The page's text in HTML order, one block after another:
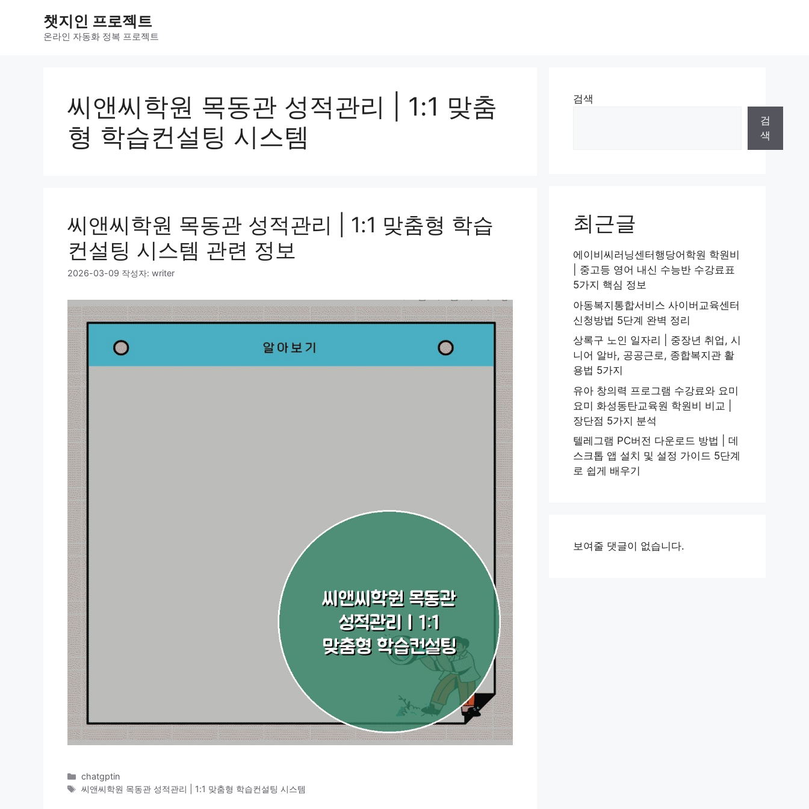
챗지인 프로젝트
온라인 자동화 정복 프로젝트
씨앤씨학원 목동관 성적관리 | 1:1 맞춤
형 학습컨설팅 시스템
씨앤씨학원 목동관 성적관리 | 1:1 맞춤형 학습
컨설팅 시스템 관련 정보
2026-03-09 작성자: writer
카
테
chatgptin
태
씨앤씨학원 목동관 성적관리 | 1:1 맞춤형 학습컨설팅 시스템
검색
검
색
최근글
에이비씨러닝센터행당어학원 학원비
| 중고등 영어 내신 수능반 수강료표
5가지 핵심 정보
아동복지통합서비스 사이버교육센터
신청방법 5단계 완벽 정리
상록구 노인 일자리 | 중장년 취업, 시
니어 알바, 공공근로, 종합복지관 활
용법 5가지
유아 창의력 프로그램 수강료와 요미
요미 화성동탄교육원 학원비 비교 |
장단점 5가지 분석
텔레그램 PC버전 다운로드 방법 | 데
스크톱 앱 설치 및 설정 가이드 5단계
로 쉽게 배우기
보여줄 댓글이 없습니다.